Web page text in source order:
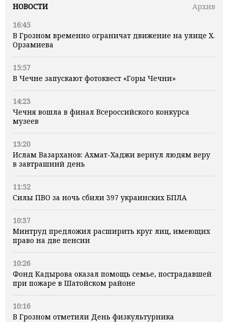
НОВОСТИ
Архив
16:45
В Грозном временно ограничат движение на улице Х.
Орзамиева
15:57
В Чечне запускают фотоквест «Горы Чечни»
14:23
Чечня вошла в финал Всероссийского конкурса
музеев
13:20
Ислам Вазарханов: Ахмат-Хаджи вернул людям веру
в завтрашний день
11:52
Силы ПВО за ночь сбили 397 украинских БПЛА
10:37
Минтруд предложил расширить круг лиц, имеющих
право на две пенсии
10:26
Фонд Кадырова оказал помощь семье, пострадавшей
при пожаре в Шатойском районе
10:16
В Грозном отметили День физкультурника